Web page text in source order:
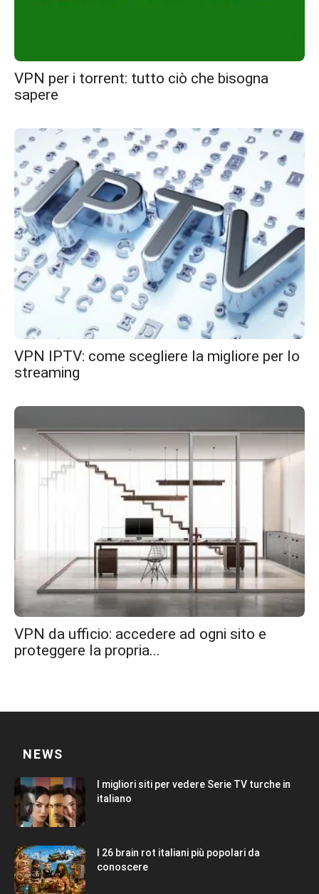
VPN per i torrent: tutto ciò che bisogna
sapere
VPN IPTV: come scegliere la migliore per lo
streaming
VPN da ufficio: accedere ad ogni sito e
proteggere la propria...
NEWS
I migliori siti per vedere Serie TV turche in
italiano
I 26 brain rot italiani più popolari da
conoscere